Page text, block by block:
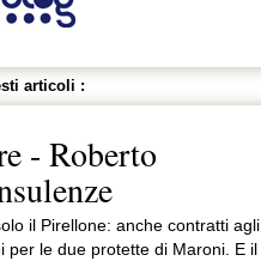
articoli :
- Roberto
il Pirellone: anche contratti agli
per le due protette di Maroni. E il